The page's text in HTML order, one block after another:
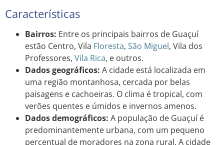
Características
Bairros: Entre os principais bairros de Guaçuí
estão Centro, Vila Floresta, São Miguel, Vila dos
Professores, Vila Rica, e outros.
Dados geográficos: A cidade está localizada em
uma região montanhosa, cercada por belas
paisagens e cachoeiras. O clima é tropical, com
verões quentes e úmidos e invernos amenos.
Dados demográficos: A população de Guaçuí é
predominantemente urbana, com um pequeno
percentual de moradores na zona rural. A cidade